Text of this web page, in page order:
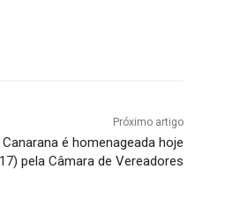
Próximo artigo
é homenageada hoje
pela Câmara de Vereadores